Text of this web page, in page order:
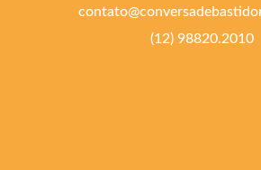
(12) 98820.2010